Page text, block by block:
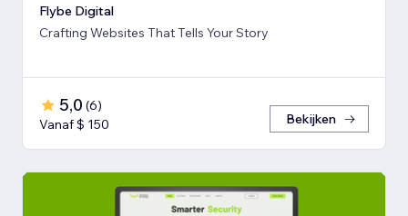
Flybe Digital
Crafting Websites That Tells Your Story
5,0 (6)
Vanaf $ 150
Bekijken